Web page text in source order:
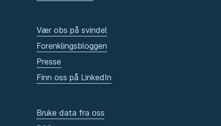
Vær obs på svindel
Forenklingsbloggen
Presse
Finn oss på LinkedIn
Bruke data fra oss